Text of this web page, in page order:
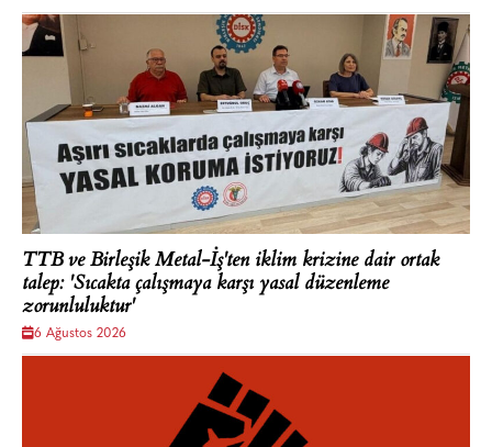
TTB ve Birleşik Metal-İş'ten iklim krizine dair ortak
talep: 'Sıcakta çalışmaya karşı yasal düzenleme
zorunluluktur'
6 Ağustos 2026